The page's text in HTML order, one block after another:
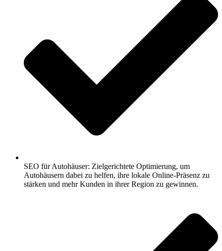
SEO für Autohäuser: Zielgerichtete Optimierung, um
Autohäusern dabei zu helfen, ihre lokale Online-Präsenz zu
stärken und mehr Kunden in ihrer Region zu gewinnen.